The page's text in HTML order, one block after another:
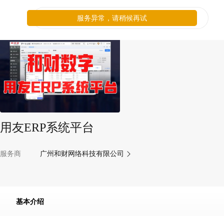
用友ERP系统平台
服务商 广州和财网络科技有限公司
基本介绍
服务异常，请稍候再试